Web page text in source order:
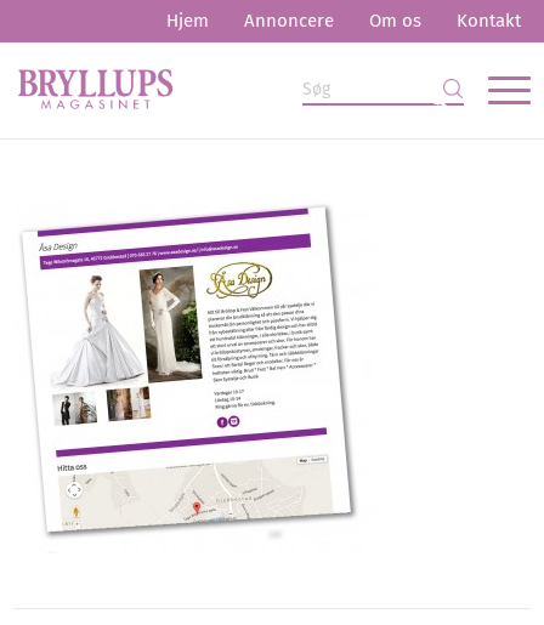
Hjem Annoncere Om os Kontakt